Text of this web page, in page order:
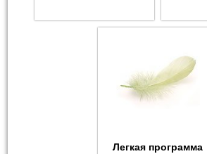
Легкая программа